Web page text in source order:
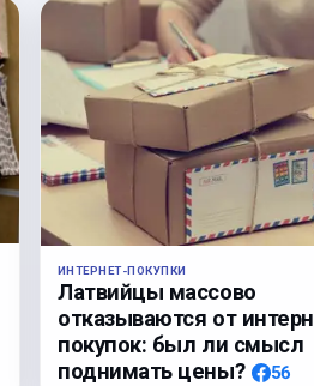
ИНТЕРНЕТ-ПОКУПКИ
Латвийцы массово
отказываются от
покупок: был ли смысл
поднимать цены?
56